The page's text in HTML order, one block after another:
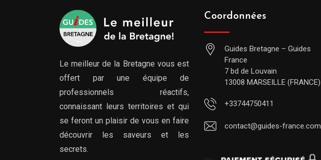
Le meilleur de la Bretagne vous est
offert par une équipe de
professionnels réactifs,
connaissant leurs territoires et qui
se feront un plaisir de vous en faire
découvrir les saveurs et les
secrets.
Coordonnées
Guides Bretagne – Guides
France
7 bd de Louvain
13008 MARSEILLE (FRANCE)
+33744750411
contact@guides-france.com